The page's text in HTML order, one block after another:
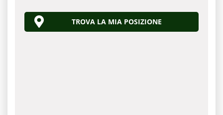
TROVA LA MIA POSIZIONE